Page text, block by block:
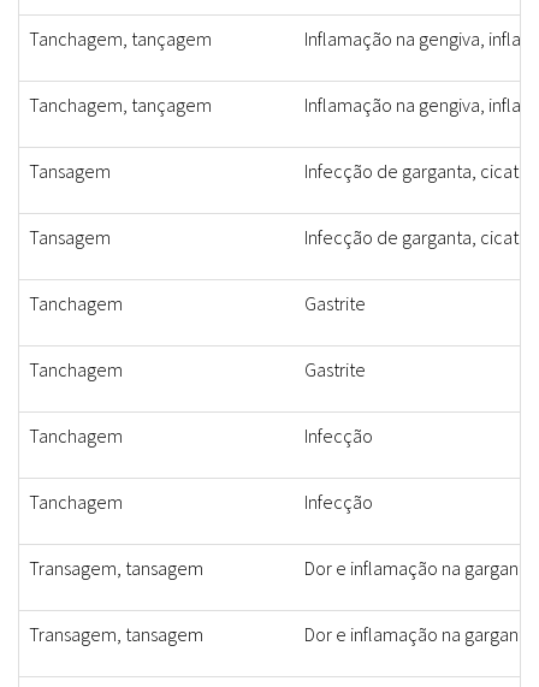
Tanchagem, tançagem Inflamação na gengiva,
Tanchagem, tançagem Inflamação na gengiva,
Tansagem Infecção de garganta,
Tansagem Infecção de garganta,
Tanchagem Gastrite
Tanchagem Gastrite
Tanchagem Infecção
Tanchagem Infecção
Transagem, tansagem Dor e inflamação na
Transagem, tansagem Dor e inflamação na